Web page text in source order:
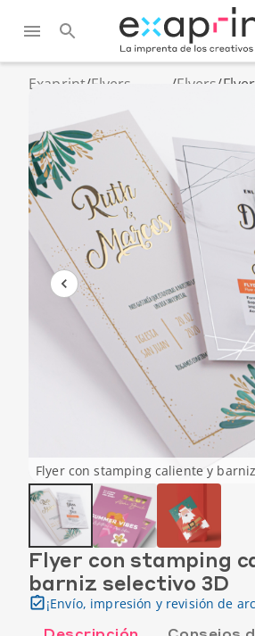
Exaprint/Flyers,
folletos
/Flyers/
Flyer con stamping caliente y
Flyer con stamping
barniz selectivo 3D
¡Envío, impresión y revisión de